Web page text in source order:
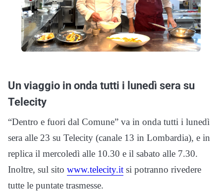
Un viaggio in onda tutti i lunedì sera su
Telecity
“Dentro e fuori dal Comune” va in onda tutti i lunedì
sera alle 23 su Telecity (canale 13 in Lombardia), e in
replica il mercoledì alle 10.30 e il sabato alle 7.30.
Inoltre, sul sito www.telecity.it si potranno rivedere
tutte le puntate trasmesse.